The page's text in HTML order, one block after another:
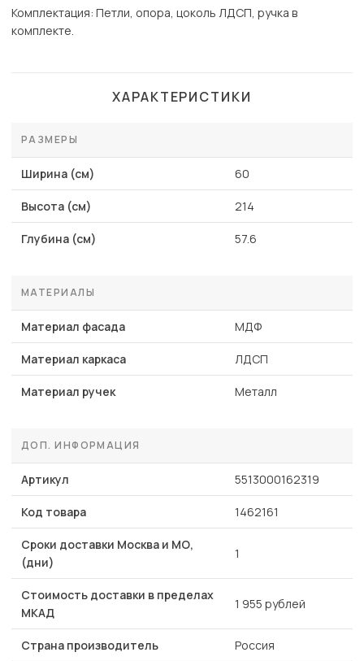
Комплектация: Петли, опора, цоколь ЛДСП, ручка в
комплекте.
ХАРАКТЕРИСТИКИ
РАЗМЕРЫ
Ширина (см) 60
Высота (см) 214
Глубина (см) 57.6
МАТЕРИАЛЫ
Материал фасада МДФ
Материал каркаса ЛДСП
Материал ручек Металл
ДОП. ИНФОРМАЦИЯ
Артикул 5513000162319
Код товара 1462161
Сроки доставки Москва и МО,
(дни)
1
Стоимость доставки в пределах
МКАД
1 955 рублей
Страна производитель Россия